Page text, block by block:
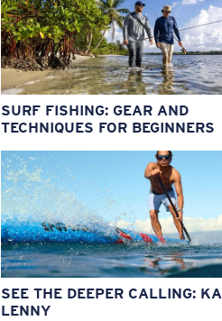
SURF FISHING: GEAR AND
TECHNIQUES FOR BEGINNERS
SEE THE DEEPER CALLING:
LENNY